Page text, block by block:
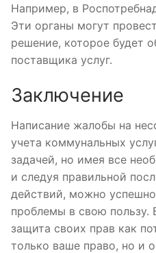
Например, в
Эти органы могут
решение, которое будет
поставщика услуг.
Заключение
Написание жалобы на
учета коммунальных
задачей, но имея все
и следуя правильной
действий, можно
проблемы в свою пользу.
защита своих прав как
только ваше право, но и